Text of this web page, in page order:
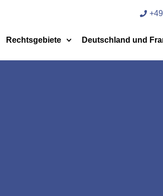
Rechtsgebiete Deutschland und